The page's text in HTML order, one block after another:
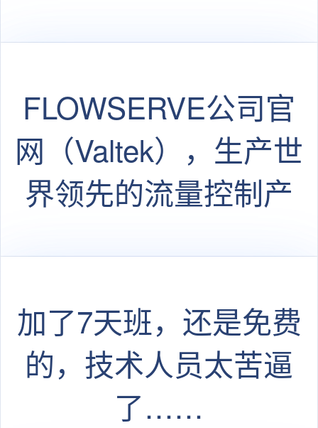
FLOWSERVE公司官
网（Valtek），生产世
界领先的流量控制产
加了7天班，还是免费
的，技术人员太苦逼
了……